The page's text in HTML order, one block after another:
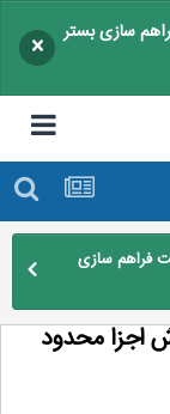
سازی بستر
×
سازی
محدود